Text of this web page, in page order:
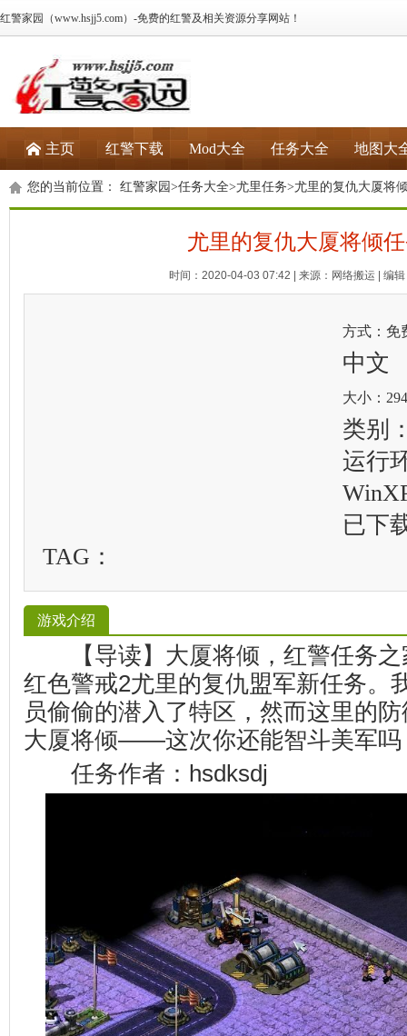
红警家园（www.hsjj5.com）-免费的红警及相关资源分享网站！
主页 红警下载 Mod大全 任务大全 地图大
您的当前位置： 红警家园 >任务大全>尤里任务>尤里的复仇大厦将
尤里的复仇大厦将倾
时间：2020-04-03 07:42 | 来源：网络搬运 | 编
方式：免
中文
大小：
类别
运行
已下
TAG：
游戏介绍
【导读】大厦将倾，红警任务之
红色警戒2尤里的复仇盟军新任务。
员偷偷的潜入了特区，然而这里的
大厦将倾——这次你还能智斗美军吗
任务作者：hsdksdj